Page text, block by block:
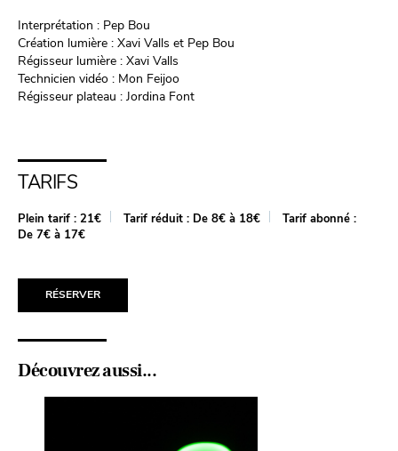
Interprétation : Pep Bou
Création lumière : Xavi Valls et Pep Bou
Régisseur lumière : Xavi Valls
Technicien vidéo : Mon Feijoo
Régisseur plateau : Jordina Font
TARIFS
Plein tarif : 21€ Tarif réduit : De 8€ à 18€
Tarif abonné :
De 7€ à 17€
RÉSERVER
Découvrez aussi...